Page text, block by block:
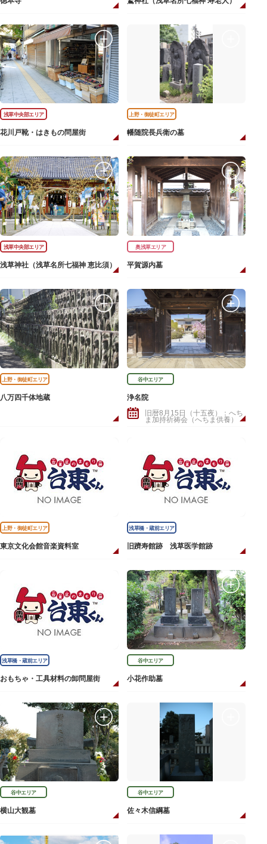
浅草中央部エリア
花川戸靴・はきもの問屋街
上野・御徒町エリア
幡随院長兵衛の墓
浅草中央部エリア
浅草神社（浅草名所七福神 恵比須）
奥浅草エリア
平賀源内墓
上野・御徒町エリア
八万四千体地蔵
谷中エリア
浄名院
旧暦8月15日（十五夜）：へち
ま加持祈祷会（へちま供養）
上野・御徒町エリア
東京文化会館音楽資料室
浅草橋・蔵前エリア
旧躋寿館跡 浅草医学館跡
浅草橋・蔵前エリア
おもちゃ・工具材料の卸問屋街
谷中エリア
小花作助墓
谷中エリア
横山大観墓
谷中エリア
佐々木信綱墓